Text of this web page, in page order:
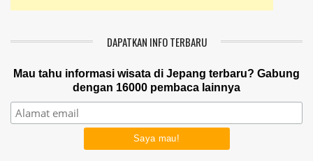
DAPATKAN INFO TERBARU
Mau tahu informasi wisata di Jepang terbaru? Gabung
dengan 16000 pembaca lainnya